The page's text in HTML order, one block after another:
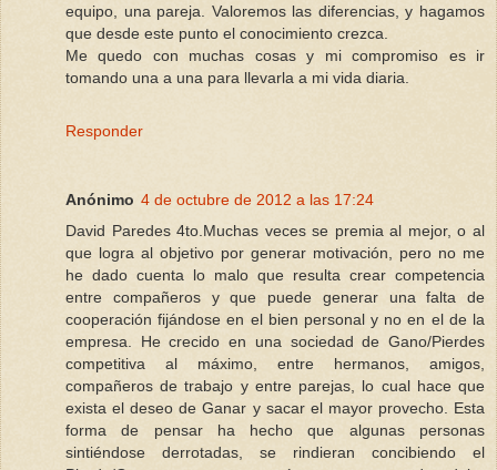
equipo, una pareja. Valoremos las diferencias, y hagamos
que desde este punto el conocimiento crezca.
Me quedo con muchas cosas y mi compromiso es ir
tomando una a una para llevarla a mi vida diaria.
Responder
Anónimo 4 de octubre de 2012 a las 17:24
David Paredes 4to.Muchas veces se premia al mejor, o al
que logra al objetivo por generar motivación, pero no me
he dado cuenta lo malo que resulta crear competencia
entre compañeros y que puede generar una falta de
cooperación fijándose en el bien personal y no en el de la
empresa. He crecido en una sociedad de Gano/Pierdes
competitiva al máximo, entre hermanos, amigos,
compañeros de trabajo y entre parejas, lo cual hace que
exista el deseo de Ganar y sacar el mayor provecho. Esta
forma de pensar ha hecho que algunas personas
sintiéndose derrotadas, se rindieran concibiendo el